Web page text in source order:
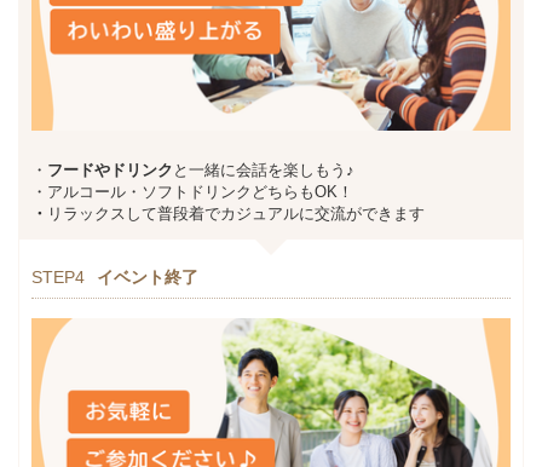
・ フードやドリンク と一緒に会話を楽しもう♪
・アルコール・ソフトドリンクどちらもOK！
・ リラックスして普段着でカジュアルに交流ができます
STEP4 イベント終了